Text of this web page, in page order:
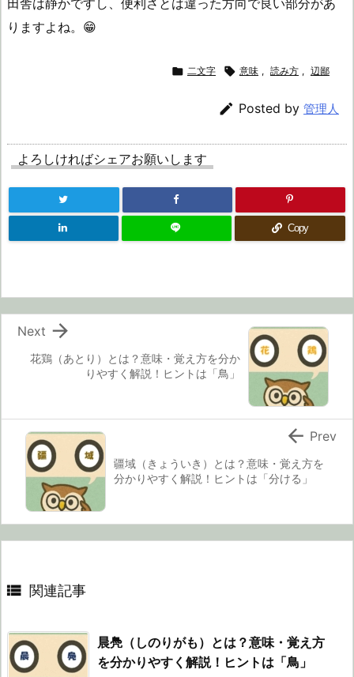
りますよね。😁
 二文字  意味 , 読み方 , 辺鄙
 Posted by 管理人
よろしければシェアお願いします
Copy
花鶏（あとり）とは？意味・覚え方を分か
りやすく解説！ヒントは「鳥」

Next
疆域（きょういき）とは？意味・覚え方を
分かりやすく解説！ヒントは「分ける」
 Prev
 関連記事
晨鳧（しのりがも）とは？意味・覚え方
を分かりやすく解説！ヒントは「鳥」